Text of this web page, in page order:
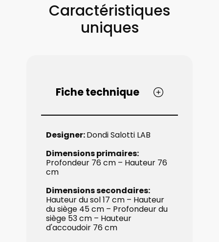
Caractéristiques
uniques
Fiche technique
Designer:Dondi Salotti LAB
Dimensions primaires:
Profondeur 76 cm – ​Hauteur 76
cm
Dimensions secondaires:
Hauteur du sol 17 cm – ​Hauteur
du siège 45 cm – Profondeur ​du
siège 53 cm – ​Hauteur
d'accoudoir 76 cm